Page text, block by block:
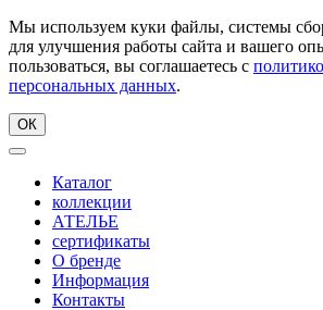
Мы используем куки файлы, системы
для улучшения работы сайта и вашего
пользоваться, вы соглашаетесь с
персональных данных.
ОК
Каталог
коллекции
АТЕЛЬЕ
сертификаты
О бренде
Информация
Контакты